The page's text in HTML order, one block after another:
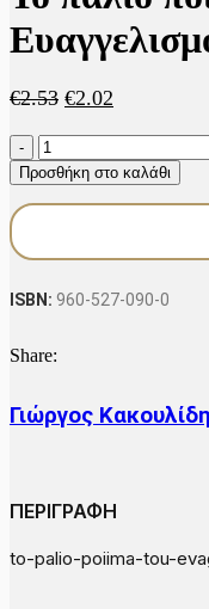
€2.53 Original
€2.53.
€2.02
είναι:
€2.02.
Το
παλιό
ποίημα
του
Προσθήκη στο καλάθι
ISBN: 960-527-090-0
Share:
Γιώργος
ΠΕΡΙΓΡΑΦΗ
to-palio-poiima-tou-